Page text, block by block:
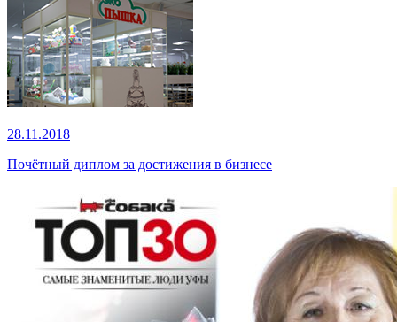
28.11.2018
Почётный диплом за достижения в бизнесе